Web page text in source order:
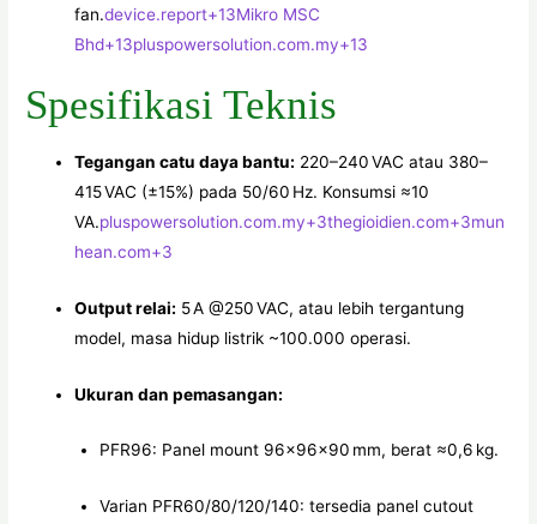
fan.device.report+13Mikro MSC
Bhd+13pluspowersolution.com.my+13
Spesifikasi Teknis
Tegangan catu daya bantu: 220–240 VAC atau 380–
415 VAC (±15%) pada 50/60 Hz. Konsumsi ≈10
VA.pluspowersolution.com.my+3thegioidien.com+3mun
hean.com+3
Output relai: 5 A @250 VAC, atau lebih tergantung
model, masa hidup listrik ~100.000 operasi.
Ukuran dan pemasangan:
PFR96: Panel mount 96×96×90 mm, berat ≈0,6 kg.
Varian PFR60/80/120/140: tersedia panel cutout